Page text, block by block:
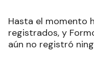
Hasta el momento
registrados, y
aún no registró